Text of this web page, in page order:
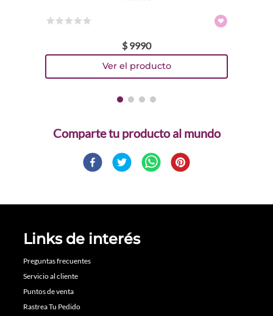
$ 9990
Comparte
Links de interés
Preguntas frecuentes
Servicio al cliente
Puntos de venta
Rastrea Tu Pedido